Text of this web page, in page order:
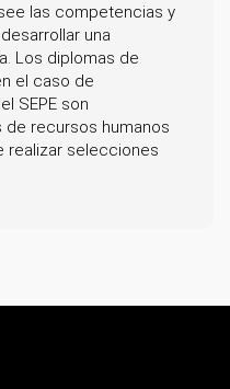
las competencias y
una
Los diplomas de
el caso de
SEPE son
recursos humanos
realizar selecciones